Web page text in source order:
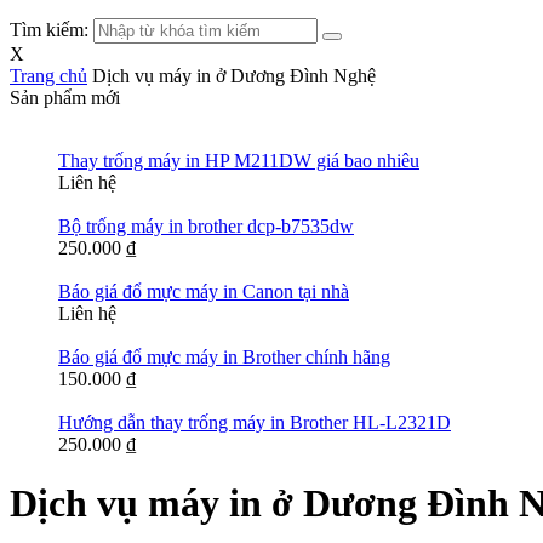
Tìm kiếm:
X
Trang chủ Dịch vụ máy in ở Dương Đình Nghệ
Sản phẩm mới
Thay trống máy in HP M211DW giá bao nhiêu
Liên hệ
Bộ trống máy in brother dcp-b7535dw
250.000 ₫
Báo giá đổ mực máy in Canon tại nhà
Liên hệ
Báo giá đổ mực máy in Brother chính hãng
150.000 ₫
Hướng dẫn thay trống máy in Brother HL-L2321D
250.000 ₫
Dịch vụ máy in ở Dương Đình